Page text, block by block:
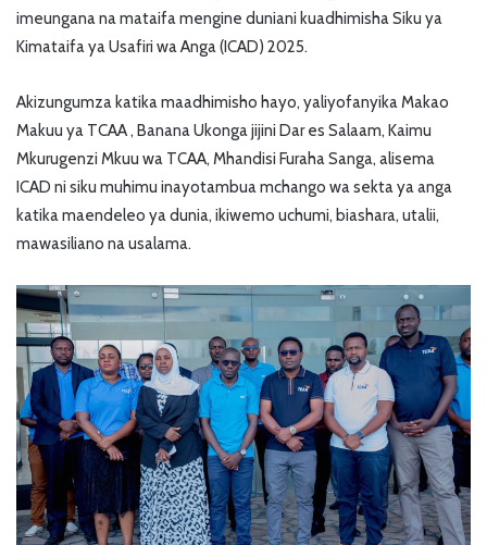
imeungana na mataifa mengine duniani kuadhimisha Siku ya
Kimataifa ya Usafiri wa Anga (ICAD) 2025.
Akizungumza katika maadhimisho hayo, yaliyofanyika Makao
Makuu ya TCAA , Banana Ukonga jijini Dar es Salaam, Kaimu
Mkurugenzi Mkuu wa TCAA, Mhandisi Furaha Sanga, alisema
ICAD ni siku muhimu inayotambua mchango wa sekta ya anga
katika maendeleo ya dunia, ikiwemo uchumi, biashara, utalii,
mawasiliano na usalama.